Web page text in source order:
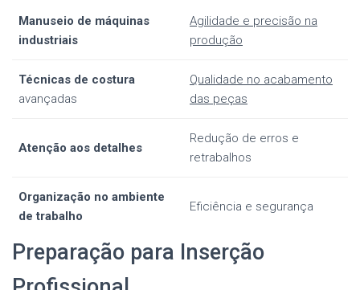
Manuseio de máquinas
industriais
Agilidade e precisão na
produção
Técnicas de costura
avançadas
Qualidade no acabamento
das peças
Atenção aos detalhes
Redução de erros e
retrabalhos
Organização no ambiente
de trabalho
Eficiência e segurança
Preparação para Inserção